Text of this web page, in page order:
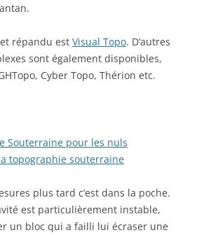
répandu est Visual Topo. D’autres
sont également disponibles,
Cyber Topo, Thérion etc.
Souterraine pour les nuls
topographie souterraine
plus tard c’est dans la poche.
est particulièrement instable,
un bloc qui a failli lui écraser une